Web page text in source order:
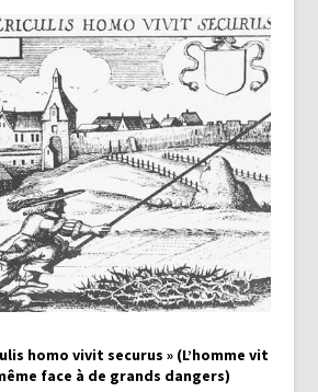
homo vivit securus » (L’homme vit
face à de grands dangers)